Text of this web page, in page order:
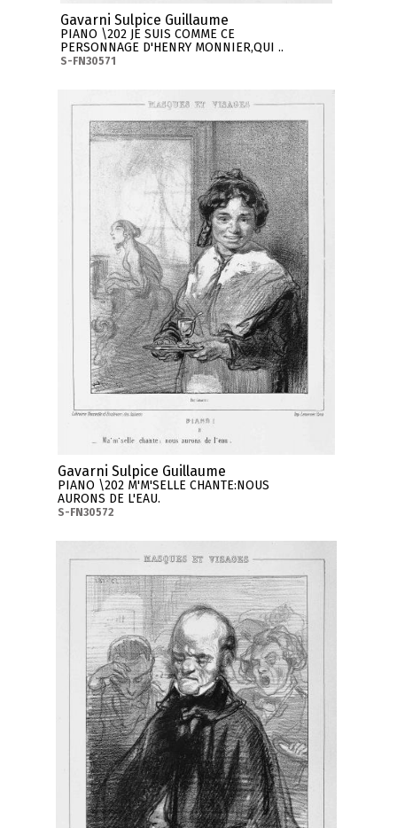
Gavarni Sulpice Guillaume
PIANO \202 JE SUIS COMME CE
PERSONNAGE D'HENRY MONNIER,QUI ..
S-FN30571
Gavarni Sulpice Guillaume
PIANO \202 M'M'SELLE CHANTE:NOUS
AURONS DE L'EAU.
S-FN30572